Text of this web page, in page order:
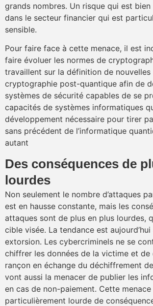
grands nombres. Un risque qui est
dans le secteur financier qui est
sensible.
Pour faire face à cette menace, il est
faire évoluer les normes de
travaillent sur la définition de nouvelles
cryptographie post-quantique afin de
systèmes de sécurité capables de se
capacités de systèmes informatiques
développement nécessaire pour tirer
sans précédent de l’informatique
autant
​Des conséquences de
lourdes
Non seulement le nombre d’attaques
est en hausse constante, mais les
attaques sont de plus en plus lourdes,
cible visée. La tendance est
extorsion. Les cybercriminels ne se
chiffrer les données de la victime et de
rançon en échange du déchiffrement
vont aussi la menacer de publier les
en cas de non-paiement. Cette menace
particulièrement lourde de